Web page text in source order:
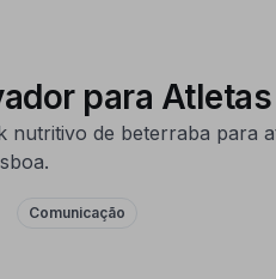
para
nutritivo de beterraba para
Comunicação